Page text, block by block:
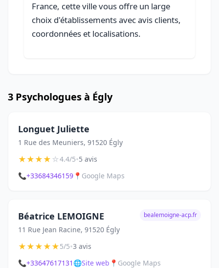
France, cette ville vous offre un large
choix d'établissements avec avis clients,
coordonnées et localisations.
3 Psychologues à Égly
Longuet Juliette
1 Rue des Meuniers, 91520 Égly
★★★★☆4.4/5•5 avis
📞+33684346159 📍 Google Maps
Béatrice LEMOIGNE
11 Rue Jean Racine, 91520 Égly
bealemoigne-acp.fr
★★★★★5/5•3 avis
📞+33647617131 🌐Site web 📍 Google Maps